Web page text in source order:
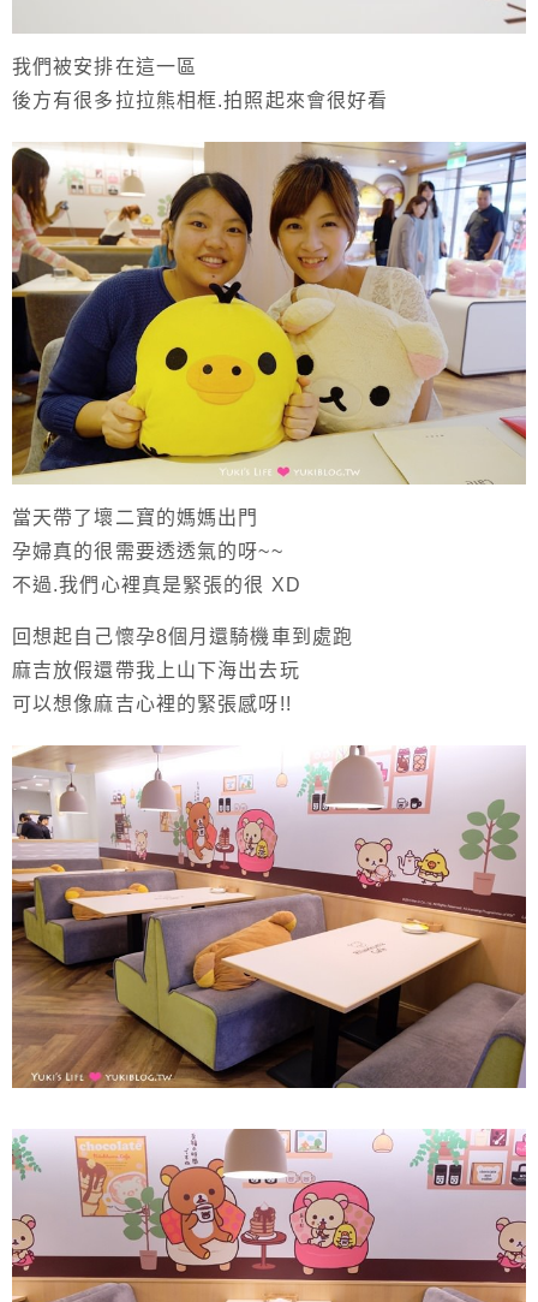
我們被安排在這一區
後方有很多拉拉熊相框.拍照起來會很好看
當天帶了壞二寶的媽媽出門
孕婦真的很需要透透氣的呀~~
不過.我們心裡真是緊張的很 XD
回想起自己懷孕8個月還騎機車到處跑
麻吉放假還帶我上山下海出去玩
可以想像麻吉心裡的緊張感呀!!